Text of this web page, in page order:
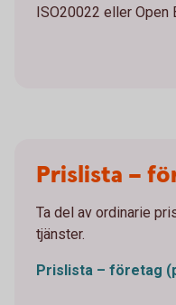
ISO20022 eller Open
Prislista –
Ta del av ordinarie
tjänster.
Prislista – företag